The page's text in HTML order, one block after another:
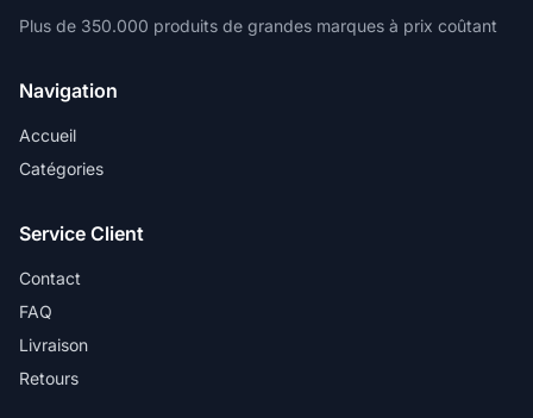
Plus de 350.000 produits de grandes marques à prix coûtant
Navigation
Accueil
Catégories
Service Client
Contact
FAQ
Livraison
Retours